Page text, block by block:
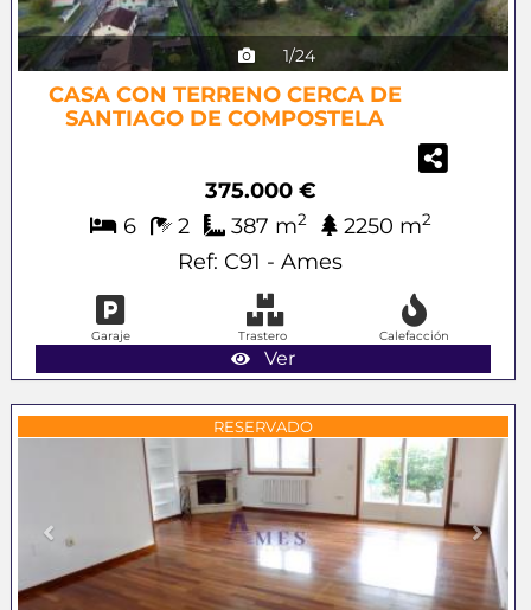
1/24
CASA CON TERRENO CERCA DE
SANTIAGO DE COMPOSTELA
375.000 €
6
2 387 m2 2250 m2
Ref: C91 - Ames
Ver
Garaje Trastero Calefacción
RESERVADO